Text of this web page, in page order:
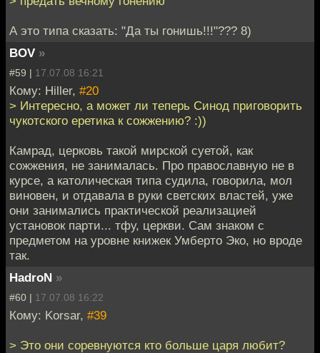
А это типа сказать: "Да ты гонишь!!!"??? 8)
BOV »
#59 | 17.07.08 16:21
Кому: Hiller, #20
> Интересно, а может ли теперь Синод приговорить
чукотского еретика к сожжению? :))
Камрад, церковь такой мирской суетой, как
сожжения, не занималась. Про православную не в
курсе, а католическая типа судила, говорила, мол
виновен, и отдавала в руки светских властей, уже
они занимались практической реализацией
установок парти... тфу, церкви. Сам знаком с
предметом на уровне книжек Умберто Эко, но вроде
так.
HadroN »
#60 | 17.07.08 16:22
Кому: Korsar, #39
> Это они соревнуются кто больше царя любит?